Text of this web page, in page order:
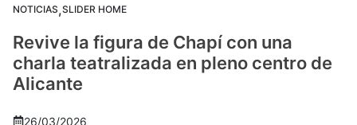
NOTICIAS,SLIDER HOME
Revive la figura de Chapí con una
charla teatralizada en pleno centro de
Alicante
26/03/2026